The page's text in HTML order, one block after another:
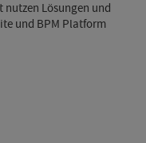
Lösungen und
und BPM Platform